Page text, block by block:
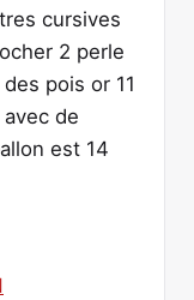
cursives
2 perle
pois or 11
de
est 14